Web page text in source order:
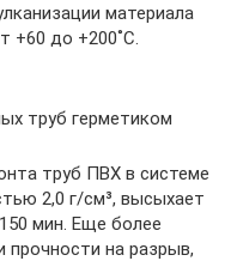
материала
+60 до +200˚С.
труб герметиком
труб ПВХ в системе
2,0 г/см³, высыхает
мин. Еще более
прочности на разрыв,